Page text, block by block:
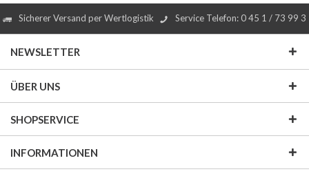
Sicherer Versand per Wertlogistik Service Telefon: 0 45 1 / 73 99 3
NEWSLETTER
ÜBER UNS
SHOPSERVICE
INFORMATIONEN